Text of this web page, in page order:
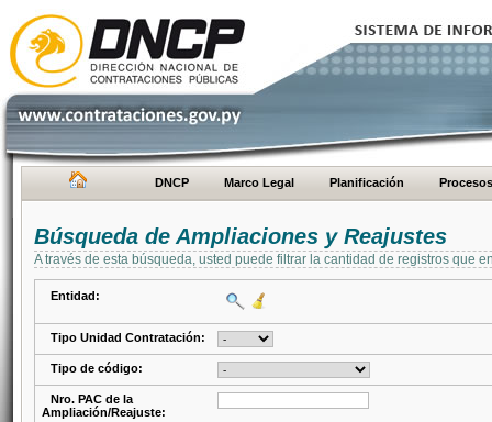
DNCP Marco Legal Planificación Procesos
Búsqueda de Ampliaciones y Reajustes
A través de esta búsqueda, usted puede filtrar la cantidad de registros que
Entidad:
Tipo Unidad Contratación:
Tipo de código:
Nro. PAC de la
Ampliación/Reajuste: